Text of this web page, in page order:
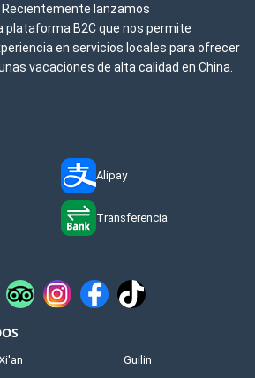
lanzamos
plataforma B2C que nos permite
en servicios locales para ofrecer
vacaciones de alta calidad en China.
Alipay
Transferencia
Guilin